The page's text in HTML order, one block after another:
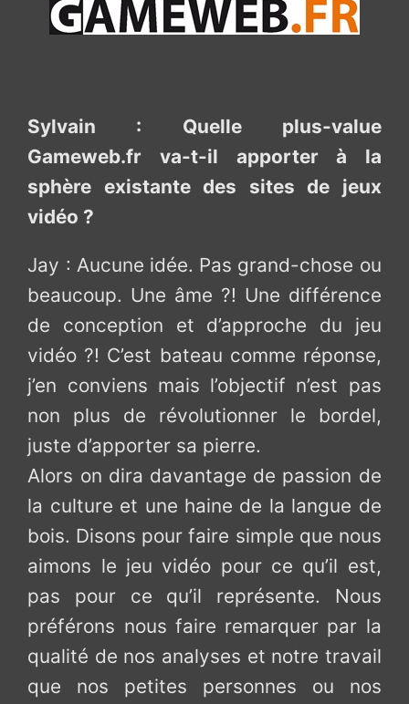
Sylvain : Quelle plus-value
Gameweb.fr va-t-il apporter à la
sphère existante des sites de jeux
vidéo ?
Jay : Aucune idée. Pas grand-chose ou
beaucoup. Une âme ?! Une différence
de conception et d’approche du jeu
vidéo ?! C’est bateau comme réponse,
j’en conviens mais l’objectif n’est pas
non plus de révolutionner le bordel,
juste d’apporter sa pierre.
Alors on dira davantage de passion de
la culture et une haine de la langue de
bois. Disons pour faire simple que nous
aimons le jeu vidéo pour ce qu’il est,
pas pour ce qu’il représente. Nous
préférons nous faire remarquer par la
qualité de nos analyses et notre travail
que nos petites personnes ou nos